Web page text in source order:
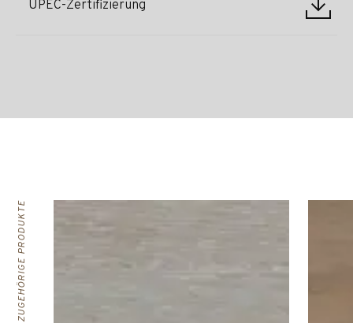
UPEC-Zertifizierung
ZUGEHÖRIGE PRODUKTE